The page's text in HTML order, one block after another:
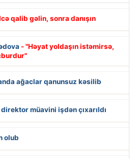
qalib gəlin, sonra danışın
- "Həyat yoldaşın istəmirsə,
ağaclar qanunsuz kəsilib
müavini işdən çıxarıldı
olub